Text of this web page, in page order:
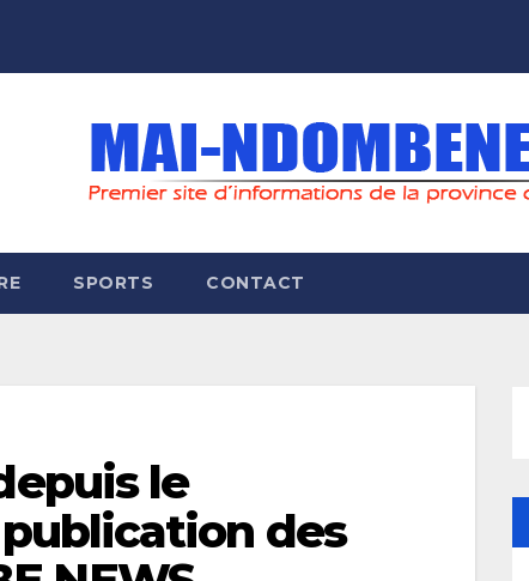
SPORTS CONTACT
le
des